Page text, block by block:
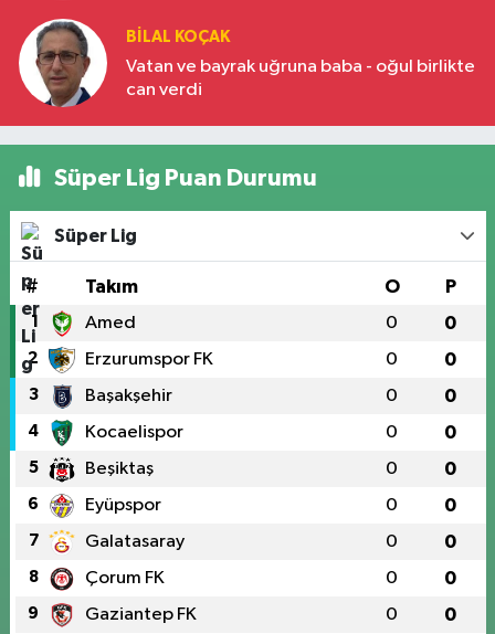
BILAL KOÇAK
Vatan ve bayrak uğruna baba - oğul birlikte
can verdi
Süper Lig Puan Durumu
Süper Lig
# Takım O P
1 Amed 0 0
2 Erzurumspor FK 0 0
3 Başakşehir 0 0
4 Kocaelispor 0 0
5 Beşiktaş 0 0
6 Eyüpspor 0 0
7 Galatasaray 0 0
8 Çorum FK 0 0
9 Gaziantep FK 0 0